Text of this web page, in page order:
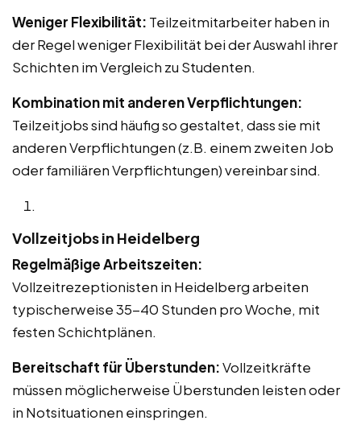
Weniger Flexibilität: Teilzeitmitarbeiter haben in
der Regel weniger Flexibilität bei der Auswahl ihrer
Schichten im Vergleich zu Studenten.
Kombination mit anderen Verpflichtungen:
Teilzeitjobs sind häufig so gestaltet, dass sie mit
anderen Verpflichtungen (z.B. einem zweiten Job
oder familiären Verpflichtungen) vereinbar sind.
Vollzeitjobs in Heidelberg
Regelmäßige Arbeitszeiten:
Vollzeitrezeptionisten in Heidelberg arbeiten
typischerweise 35-40 Stunden pro Woche, mit
festen Schichtplänen.
Bereitschaft für Überstunden:Vollzeitkräfte
müssen möglicherweise Überstunden leisten oder
in Notsituationen einspringen.